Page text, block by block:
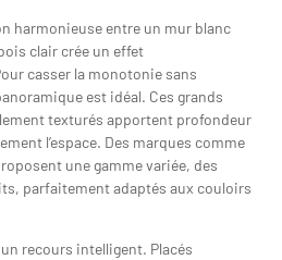
harmonieuse entre un mur blanc
clair crée un effet
casser la monotonie sans
est idéal. Ces grands
texturés apportent profondeur
l’espace. Des marques comme
une gamme variée, des
parfaitement adaptés aux couloirs
recours intelligent. Placés